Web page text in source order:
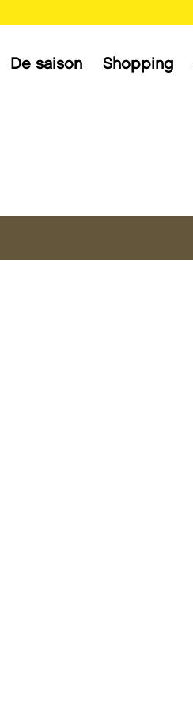
De saison Shopping